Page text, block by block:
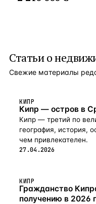
до всех удобств 10 км
до международного
-клуба Minthis Hills
Статьи о
Свежие материалы
КИПР
Кипр — остров в
Кипр — третий по
география, история,
чем привлекателен.
27.04.2026
КИПР
Гражданство
получению в 2026